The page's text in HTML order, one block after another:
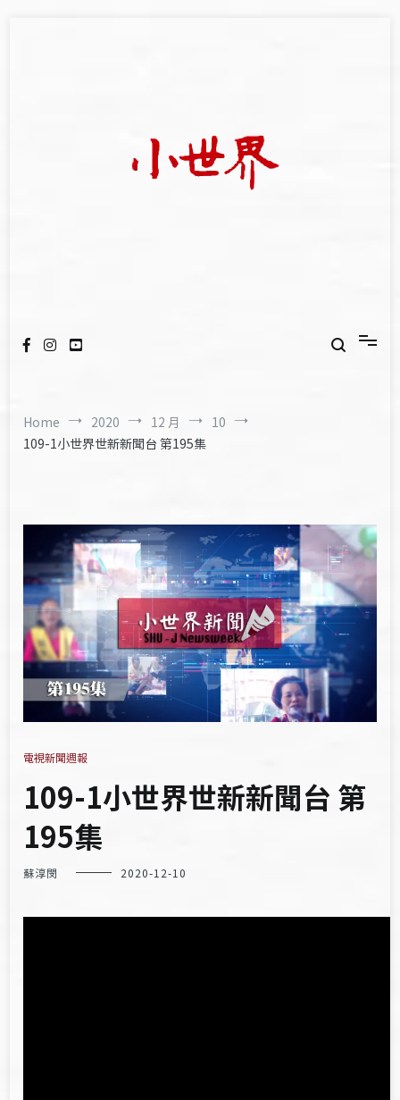
Home 2020 12 月
10
109-1小世界世新新聞台 第195集
電視新聞週報
109-1小世界世新新聞台 第
195集
蘇淳閔 2020-12-10